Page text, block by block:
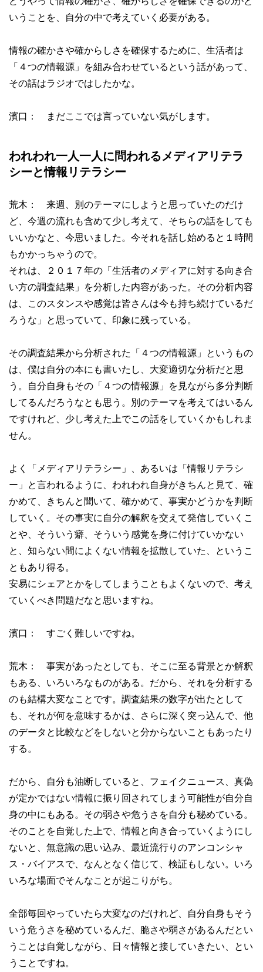
いうことを、自分の中で考えていく必要がある。
情報の確かさや確からしさを確保するために、生活者は
「４つの情報源」を組み合わせているという話があって、
その話はラジオではしたかな。
濱口： まだここでは言っていない気がします。
われわれ一人一人に問われるメディアリテラ
シーと情報リテラシー
荒木： 来週、別のテーマにしようと思っていたのだけ
ど、今週の流れも含めて少し考えて、そちらの話をしても
いいかなと、今思いました。今それを話し始めると１時間
もかかっちゃうので。
それは、２０１７年の「生活者のメディアに対する向き合
い方の調査結果」を分析した内容があった。その分析内容
は、このスタンスや感覚は皆さんは今も持ち続けているだ
ろうな」と思っていて、印象に残っている。
その調査結果から分析された「４つの情報源」というもの
は、僕は自分の本にも書いたし、大変適切な分析だと思
う。自分自身もその「４つの情報源」を見ながら多分判断
してるんだろうなとも思う。別のテーマを考えてはいるん
ですけれど、少し考えた上でこの話をしていくかもしれま
せん。
よく「メディアリテラシー」、あるいは「情報リテラシ
ー」と言われるように、われわれ自身がきちんと見て、確
かめて、きちんと聞いて、確かめて、事実かどうかを判断
していく。その事実に自分の解釈を交えて発信していくこ
とや、そういう癖、そういう感覚を身に付けていかない
と、知らない間によくない情報を拡散していた、というこ
ともあり得る。
安易にシェアとかをしてしまうこともよくないので、考え
ていくべき問題だなと思いますね。
濱口： すごく難しいですね。
荒木： 事実があったとしても、そこに至る背景とか解釈
もある、いろいろなものがある。だから、それを分析する
のも結構大変なことです。調査結果の数字が出たとして
も、それが何を意味するかは、さらに深く突っ込んで、他
のデータと比較などをしないと分からないこともあったり
する。
だから、自分も油断していると、フェイクニュース、真偽
が定かではない情報に振り回されてしまう可能性が自分自
身の中にもある。その弱さや危うさを自分も秘めている。
そのことを自覚した上で、情報と向き合っていくようにし
ないと、無意識の思い込み、最近流行りのアンコンシャ
ス・バイアスで、なんとなく信じて、検証もしない。いろ
いろな場面でそんなことが起こりがち。
全部毎回やっていたら大変なのだけれど、自分自身もそう
いう危うさを秘めているんだ、脆さや弱さがあるんだとい
うことは自覚しながら、日々情報と接していきたい、とい
うことですね。